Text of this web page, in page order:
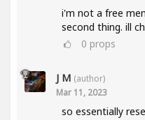
i'm not a free
second thing. ill
0 props
J M (author)
Mar 11, 2023
so essentially